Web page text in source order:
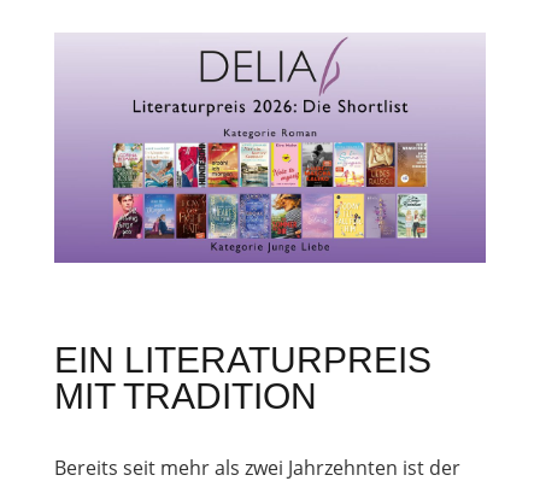
EIN LITERATURPREIS
MIT TRADITION
Bereits seit mehr als zwei Jahrzehnten ist der